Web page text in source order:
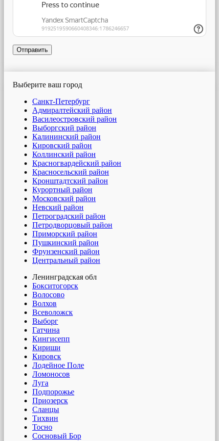
Отправить
Выберите ваш город
Санкт-Петербург
Адмиралтейский район
Василеостровский район
Выборгский район
Калининский район
Кировский район
Коллинский район
Красногвардейский район
Красносельский район
Кронштадтский район
Курортный район
Московский район
Невский район
Петроградский район
Петродворцовый район
Приморский район
Пушкинский район
Фрунзенский район
Центральный район
Ленинградская обл
Бокситогорск
Волосово
Волхов
Всеволожск
Выборг
Гатчина
Кингисепп
Кириши
Кировск
Лодейное Поле
Ломоносов
Луга
Подпорожье
Приозерск
Сланцы
Тихвин
Тосно
Сосновый Бор